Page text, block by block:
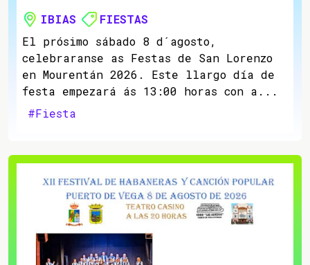
IBIAS
FIESTAS
El prósimo sábado 8 d´agosto,
celebraranse as Festas de San Lorenzo
en Mourentán 2026. Este llargo día de
festa empezará ás 13:00 horas con a...
#Fiesta